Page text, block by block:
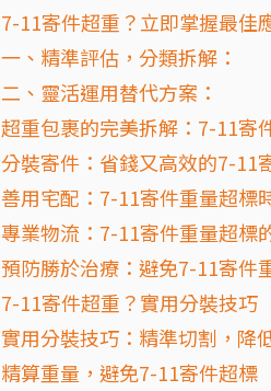
7-11寄件超重？立即掌握最佳
一、精準評估，分類拆解：
二、靈活運用替代方案：
超重包裹的完美拆解：7-11寄
分裝寄件：省錢又高效的7-11
善用宅配：7-11寄件重量超標
專業物流：7-11寄件重量超標
預防勝於治療：避免7-11寄件
7-11寄件超重？實用分裝技巧
實用分裝技巧：精準切割，降
精算重量，避免7-11寄件超標